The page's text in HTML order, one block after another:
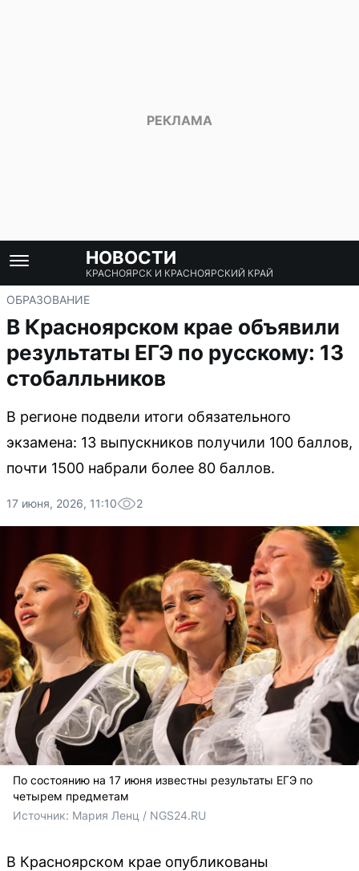
НОВОСТИ
КРАСНОЯРСК И КРАСНОЯРСКИЙ КРАЙ
ОБРАЗОВАНИЕ
В Красноярском крае объявили
результаты ЕГЭ по русскому: 13
стобалльников
В регионе подвели итоги обязательного
экзамена: 13 выпускников получили 100 баллов,
почти 1500 набрали более 80 баллов.
17 июня, 2026, 11:10 2
По состоянию на 17 июня известны результаты ЕГЭ по
четырем предметам
Источник: Мария Ленц / NGS24.RU
В Красноярском крае опубликованы